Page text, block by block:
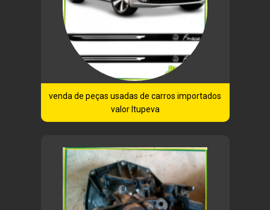
venda de peças usadas de carros importados
valor Itupeva